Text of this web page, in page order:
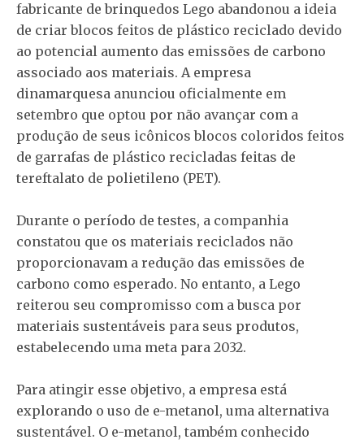
fabricante de brinquedos Lego abandonou a ideia
de criar blocos feitos de plástico reciclado devido
ao potencial aumento das emissões de carbono
associado aos materiais. A empresa
dinamarquesa anunciou oficialmente em
setembro que optou por não avançar com a
produção de seus icônicos blocos coloridos feitos
de garrafas de plástico recicladas feitas de
tereftalato de polietileno (PET).
Durante o período de testes, a companhia
constatou que os materiais reciclados não
proporcionavam a redução das emissões de
carbono como esperado. No entanto, a Lego
reiterou seu compromisso com a busca por
materiais sustentáveis para seus produtos,
estabelecendo uma meta para 2032.
Para atingir esse objetivo, a empresa está
explorando o uso de e-metanol, uma alternativa
sustentável. O e-metanol, também conhecido